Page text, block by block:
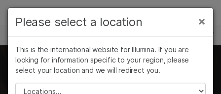
Skip to content
솔루션
학습
회사
과학 및 교육
The Illumina Genomics Podcast
×
Please select a location
This is the international website for Illumina. If you are
looking for information specific to your region, please
select your location and we will redirect you.
Please select a location
×
암 연구
미생물학 연구
농업유전체학 연구
임상 종양학 연구
생식 보건 연구